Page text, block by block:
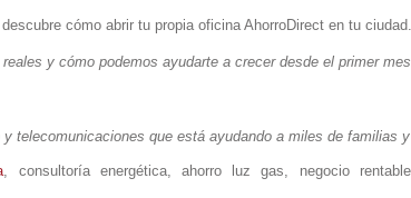
cómo abrir tu propia oficina AhorroDirect en tu ciudad.
y cómo podemos ayudarte a crecer desde el primer
telecomunicaciones que está ayudando a miles de familias
, consultoría energética, ahorro luz gas, negocio